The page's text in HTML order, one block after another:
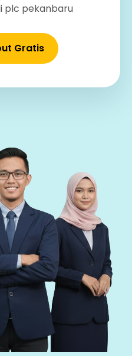
plc pekanbaru
Gratis